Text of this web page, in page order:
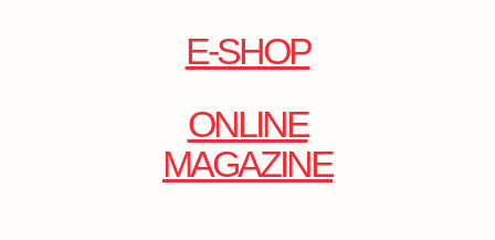
E-SHOP
ONLINE
MAGAZINE